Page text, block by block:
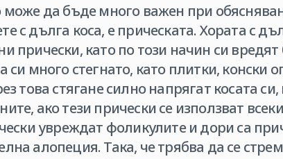
да бъде много важен при
с дълга коса, е прическата. Хората с
прически, като по този начин си вредят
си много стегнато, като плитки,
това стягане силно напрягат косата
ако тези прически се използват
увреждат фоликулите и дори са
алопеция. Така, че трябва да се